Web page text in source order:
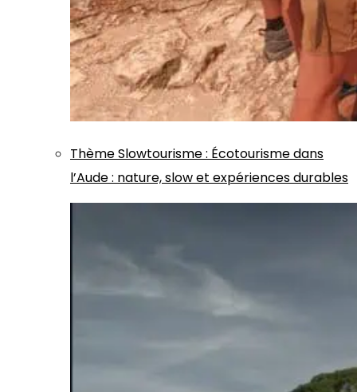
ThèmeSlowtourisme: Écotourisme dans
l’Aude : nature, slow et expériences durables